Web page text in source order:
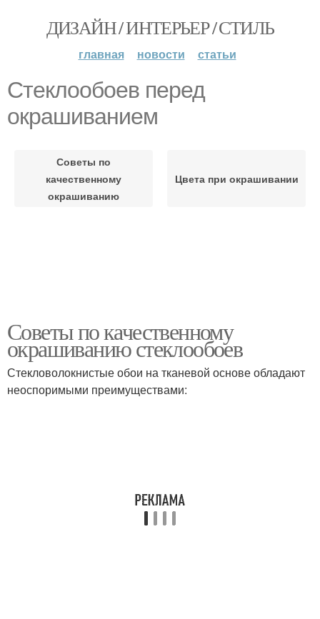
ДИЗАЙН / ИНТЕРЬЕР / СТИЛЬ
главная новости статьи
Стеклообоев перед
окрашиванием
Советы по
качественному
окрашиванию
Цвета при окрашивании
Советы по качественному
окрашиванию стеклообоев
Стекловолокнистые обои на тканевой основе обладают
неоспоримыми преимуществами: